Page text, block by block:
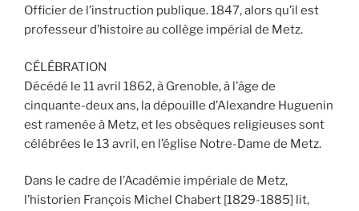
Officier de l’instruction publique. 1847, alors qu’il est
professeur d’histoire au collège impérial de Metz.
CÉLÉBRATION
Décédé le 11 avril 1862, à Grenoble, à l’âge de
cinquante-deux ans, la dépouille d’Alexandre Huguenin
est ramenée à Metz, et les obsèques religieuses sont
célébrées le 13 avril, en l’église Notre-Dame de Metz.
Dans le cadre de l’Académie impériale de Metz,
l’historien François Michel Chabert [1829-1885] lit,